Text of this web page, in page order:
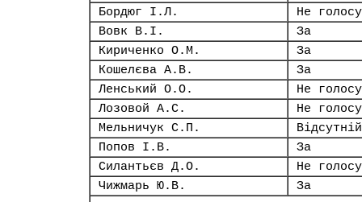
Бордюг І.Л.
Не
Вовк В.І.
За
Кириченко О.М.
За
Кошелєва А.В.
За
Ленський О.О.
Не
Лозовой А.С.
Не
Мельничук С.П.
Відсутній
Попов І.В.
За
Силантьєв Д.О.
Не
Чижмарь Ю.В.
За